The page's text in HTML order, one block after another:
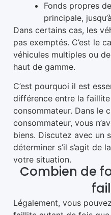
Fonds propres
principale,
Dans certains cas, les
pas exemptés. C’est le
véhicules multiples ou
haut de gamme.
C’est pourquoi il est
différence entre la
consommateur. Dans le
consommateur, vous
biens. Discutez avec un
déterminer s’il s’agit de
votre situation.
Combien de
Légalement, vous